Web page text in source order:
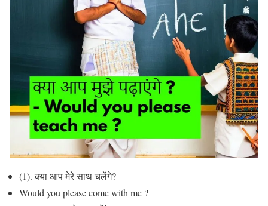
(1). क्या आप मेरे साथ चलेंगे?
Would you please come with me ?